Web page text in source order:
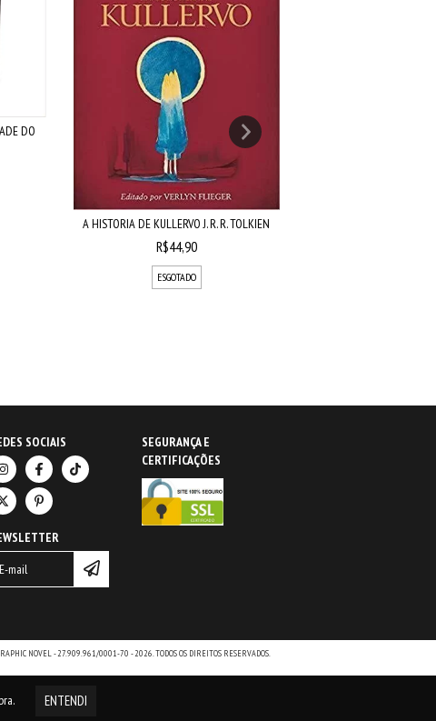
ENTENDI
DO
A HISTORIA DE KULLERVO J. R. R. TOLKIEN
R$44,90
ESGOTADO
SOCIAIS
SEGURANÇA E
CERTIFICAÇÕES
NOVEL - 27.909.961/0001-70 - 2026. TODOS OS DIREITOS RESERVADOS.